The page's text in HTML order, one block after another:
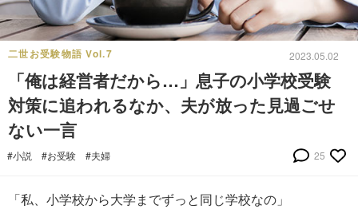
二世お受験物語 Vol.7 2023.05.02
「俺は経営者だから…」息子の小学校受験
対策に追われるなか、夫が放った見過ごせ
ない一言
#小説 #お受験 #夫婦 25
「私、小学校から大学までずっと同じ学校なの」